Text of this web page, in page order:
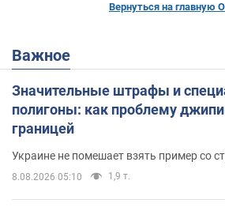
Вернуться на главную
Важное
Значительные штрафы и
полигоны: как проблему
границей
Украине не помешает взять пример со
8.08.2026 05:10 1,9 т.